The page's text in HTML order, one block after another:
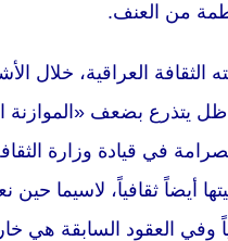
من العنف.
العراقية، خلال
ظل يتذرع بضعف «الموازنة
في قيادة وزارة
أيضاً ثقافياً، لاسيما حين
وفي العقود السابقة هي